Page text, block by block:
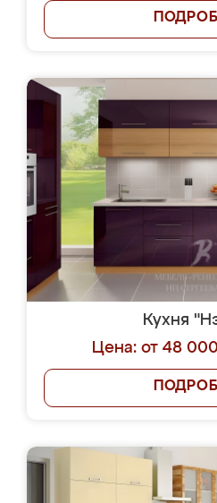
Кухня
Цена: от 48